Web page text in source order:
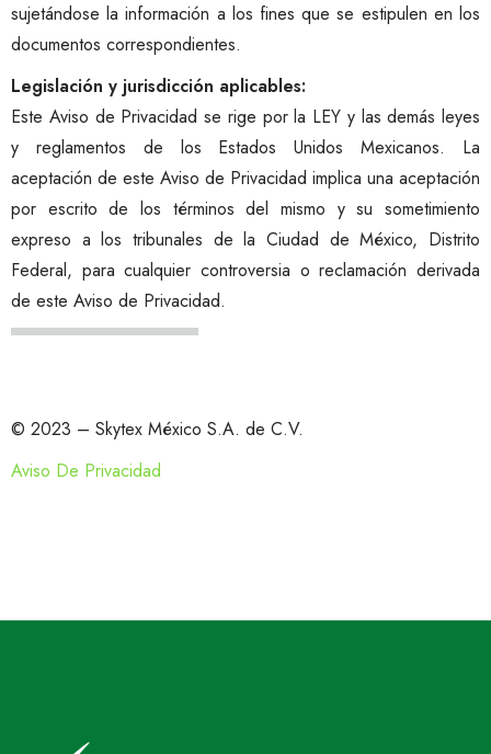
sujetándose la información a los fines que se estipulen en los
documentos correspondientes.
Legislación y jurisdicción aplicables:
Este Aviso de Privacidad se rige por la LEY y las demás leyes
y reglamentos de los Estados Unidos Mexicanos. La
aceptación de este Aviso de Privacidad implica una aceptación
por escrito de los términos del mismo y su sometimiento
expreso a los tribunales de la Ciudad de México, Distrito
Federal, para cualquier controversia o reclamación derivada
de este Aviso de Privacidad.
© 2023 – Skytex México S.A. de C.V.
Aviso De Privacidad